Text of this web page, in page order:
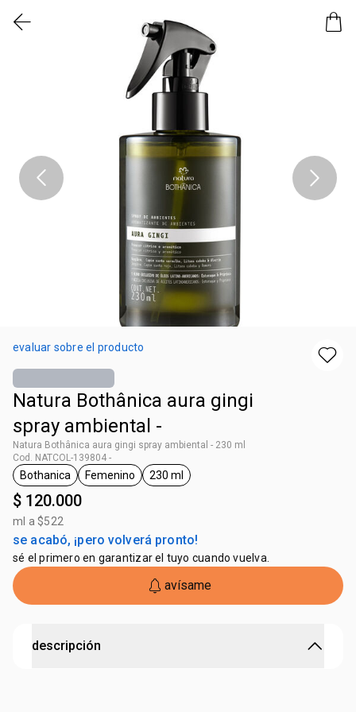
evaluar sobre el producto
Natura Bothânica aura gingi
spray ambiental -
Natura Bothânica aura gingi spray ambiental - 230 ml
Cod. NATCOL-139804 -
general.tag Bothanica
Bothanica
general.tag Femenino
Femenino
general.tag 230 ml
230 ml
$ 120.000
ml a $522
se acabó, ¡pero volverá pronto!
sé el primero en garantizar el tuyo cuando vuelva.
avísame
descripción